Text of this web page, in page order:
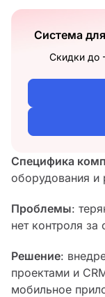
Специфика
оборудования и
Проблемы:
нет контроля
Решение:
проектами и
мобильное
Система
Скидки до